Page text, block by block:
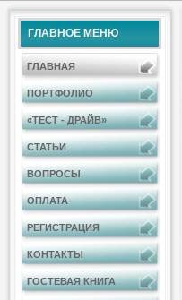
ГЛАВНОЕ МЕНЮ
ГЛАВНАЯ
ПОРТФОЛИО
«ТЕСТ - ДРАЙВ»
СТАТЬИ
ВОПРОСЫ
ОПЛАТА
РЕГИСТРАЦИЯ
КОНТАКТЫ
ГОСТЕВАЯ КНИГА